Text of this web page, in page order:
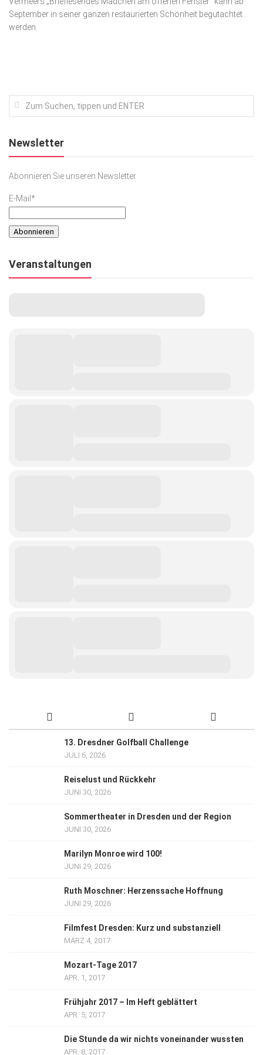
Kunst & Kultur
Top Branchen
September in seiner ganzen restaurierten Schönheit begutachtet
werden.
Newsletter
Abonnieren Sie unseren Newsletter
E-Mail*
Veranstaltungen
13. Dresdner Golfball Challenge
JULI 6, 2026
Reiselust und Rückkehr
JUNI 30, 2026
Sommertheater in Dresden und der Region
JUNI 30, 2026
Marilyn Monroe wird 100!
JUNI 29, 2026
Ruth Moschner: Herzenssache Hoffnung
JUNI 29, 2026
Filmfest Dresden: Kurz und substanziell
MÄRZ 4, 2017
Mozart-Tage 2017
APR. 1, 2017
Frühjahr 2017 – Im Heft geblättert
APR. 5, 2017
Die Stunde da wir nichts voneinander wussten
APR. 8, 2017